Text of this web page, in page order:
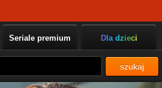
Seriale premium Dla dzieci
szukaj